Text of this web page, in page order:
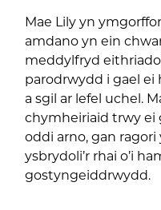
Mae Lily yn
amdano yn ein
meddylfryd
parodrwydd i gael
a sgil ar lefel uchel.
chymheiriaid trwy ei
oddi arno, gan
ysbrydoli’r rhai o’i
gostyngeiddrwydd.